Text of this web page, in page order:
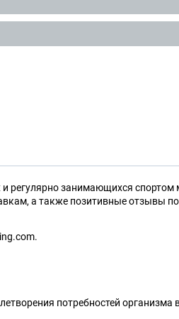
регулярно занимающихся спортом
а также позитивные отзывы
потребностей организма